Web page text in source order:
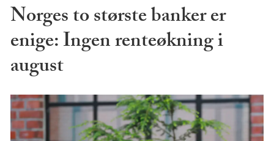
Norges to største banker er
enige: Ingen renteøkning i
august